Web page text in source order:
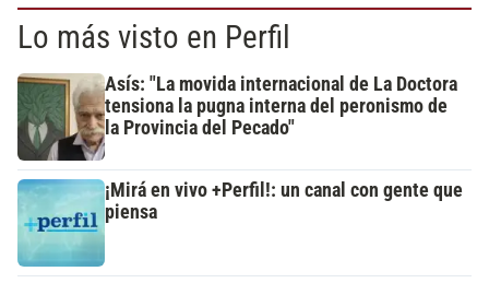
Lo más visto en Perfil
Asís: "La movida internacional de La Doctora
tensiona la pugna interna del peronismo de
la Provincia del Pecado"
¡Mirá en vivo +Perfil!: un canal con gente que
piensa